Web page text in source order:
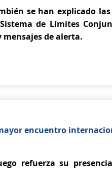
se han explicado
de Límites
mensajes de alerta.
encuentro
refuerza su